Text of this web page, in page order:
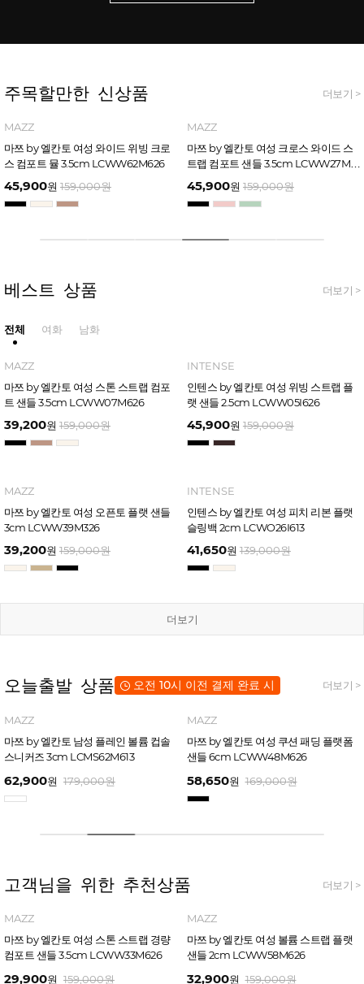
주목할만한 신상품 더보기 >
MAZZ
마쯔 by 엘칸토 여성 크로스 어퍼 스티
치 다운 캐주얼 샌들 6.5cm LCWW70
M626
45,900원 159,000원
INTENSE
인텐스 by 엘칸토 남성 사이드 컷팅 투
웨이 샌들 2.5cm LCMW49I626
45,900원 159,000원
베스트 상품
전체 여화 남화
더보기 >
MAZZ
마쯔 by 엘칸토 여성 스톤 스트랩 컴포
트 샌들 3.5cm LCWW07M626
39,200원 159,000원
INTENSE
인텐스 by 엘칸토 여성 위빙 스트랩 플
랫 샌들 2.5cm LCWW05I626
45,900원 159,000원
MAZZ
마쯔 by 엘칸토 여성 오픈토 플랫 샌들
3cm LCWW39M326
39,200원 159,000원
INTENSE
인텐스 by 엘칸토 여성 피치 리본 플랫
슬링백 2cm LCWO26I613
41,650원 139,000원
더보기
오늘출발 상품 오전 10시 이전 결제 완료 시 더보기 >
MAZZ
마쯔 by 엘칸토 남성 플레인 볼륨 컵솔
스니커즈 3cm LCMS62M613
62,900원 179,000원
MAZZ
마쯔 by 엘칸토 여성 쿠션 패딩 플랫폼
샌들 6cm LCWW48M626
58,650원 169,000원
고객님을 위한 추천상품 더보기 >
MAZZ
마쯔 by 엘칸토 여성 스톤 스트랩 경량
컴포트 샌들 3.5cm LCWW33M626
29,900원 159,000원
MAZZ
마쯔 by 엘칸토 여성 볼륨 스트랩 플랫
샌들 2cm LCWW58M626
32,900원 159,000원